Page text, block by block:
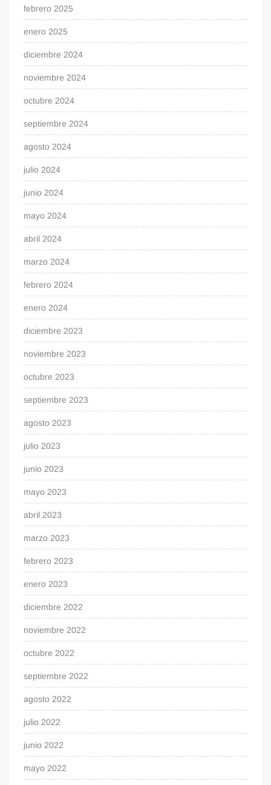
febrero 2025
enero 2025
diciembre 2024
noviembre 2024
octubre 2024
septiembre 2024
agosto 2024
julio 2024
junio 2024
mayo 2024
abril 2024
marzo 2024
febrero 2024
enero 2024
diciembre 2023
noviembre 2023
octubre 2023
septiembre 2023
agosto 2023
julio 2023
junio 2023
mayo 2023
abril 2023
marzo 2023
febrero 2023
enero 2023
diciembre 2022
noviembre 2022
octubre 2022
septiembre 2022
agosto 2022
julio 2022
junio 2022
mayo 2022